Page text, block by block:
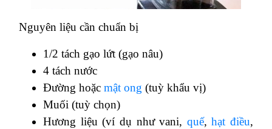
Nguyên liệu cần chuẩn bị
1/2 tách gạo lứt (gạo nâu)
4 tách nước
Đường hoặc mật ong (tuỳ khẩu vị)
Muối (tuỳ chọn)
Hương liệu (ví dụ như vani, quế, hạt điều,